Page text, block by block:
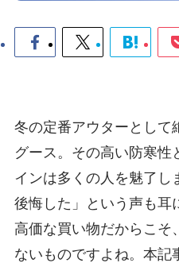
冬の定番アウターとして
グース。その高い防寒性
インは多くの人を魅了し
後悔した」という声も耳
高価な買い物だからこそ
ないものですよね。本記